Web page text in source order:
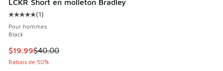
LCKR Short en molleton Bradley
Cote moyenne du client - [5 sur 5 étoiles], 1 commentaires
(1)
Pour hommes
Black
Cet article est en solde. Le prix est passé de $40.00 à
$19.99$40.00
Rabais de 50%